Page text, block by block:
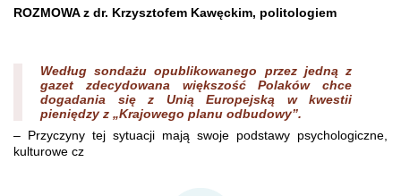
ROZMOWA z dr. Krzysztofem Kawęckim, politologiem
Według sondażu opublikowanego przez jedną z
gazet zdecydowana większość Polaków chce
dogadania się z Unią Europejską w kwestii
pieniędzy z „Krajowego planu odbudowy”.
– Przyczyny tej sytuacji mają swoje podstawy psychologiczne,
kulturowe cz